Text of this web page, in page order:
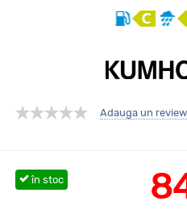
Adauga un review
în stoc